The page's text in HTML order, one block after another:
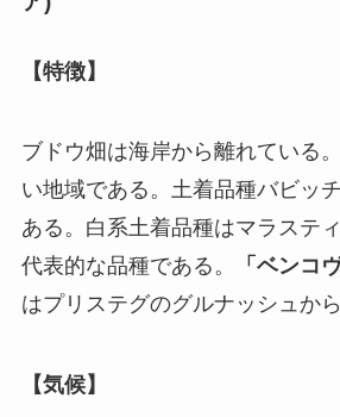
【特徴】
ブドウ畑は海岸から離れている
い地域である。土着品種バビッ
ある。白系土着品種はマラステ
代表的な品種である。
「ベンコ
はプリステグのグルナッシュから
【気候】